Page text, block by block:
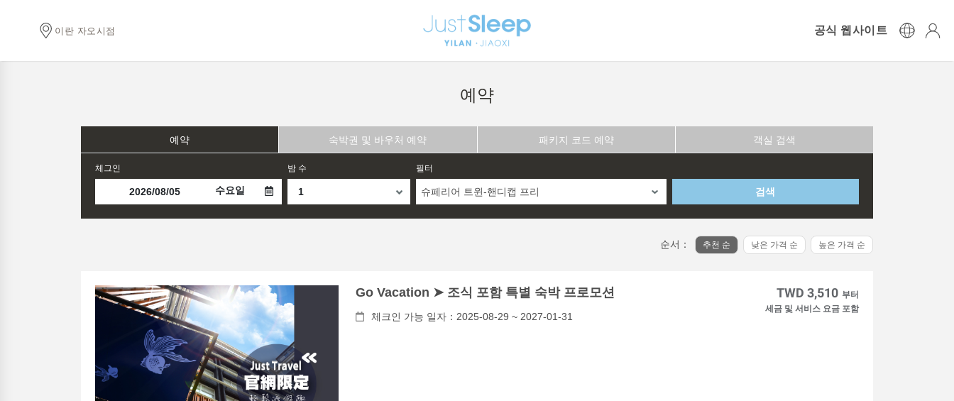
이란 자오시점 공식 웹사이트
예약
예약 숙박권 및 바우처 예약 패키지 코드 예약 객실 검색
체그인
수요일
밤 수 필터
슈페리어 트윈-핸디캡 프리 검색
순서： 추천 순 낮은 가격 순 높은 가격 순
Go Vacation ➤ 조식 포함 특별 숙박 프로모션
체크인 가능 일자：2025-08-29 ~ 2027-01-31
TWD 3,510 부터
세금 및 서비스 요금 포함